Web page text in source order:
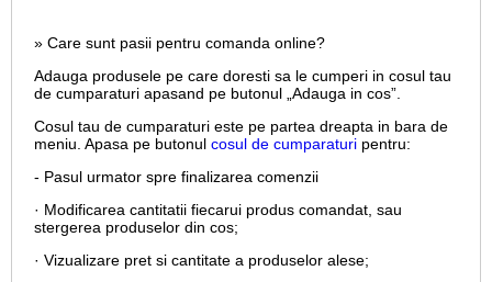
» Care sunt pasii pentru comanda online?
Adauga produsele pe care doresti sa le cumperi in cosul tau
de cumparaturi apasand pe butonul „Adauga in cos”.
Cosul tau de cumparaturi este pe partea dreapta in bara de
meniu. Apasa pe butonul cosul de cumparaturi pentru:
- Pasul urmator spre finalizarea comenzii
· Modificarea cantitatii fiecarui produs comandat, sau
stergerea produselor din cos;
· Vizualizare pret si cantitate a produselor alese;